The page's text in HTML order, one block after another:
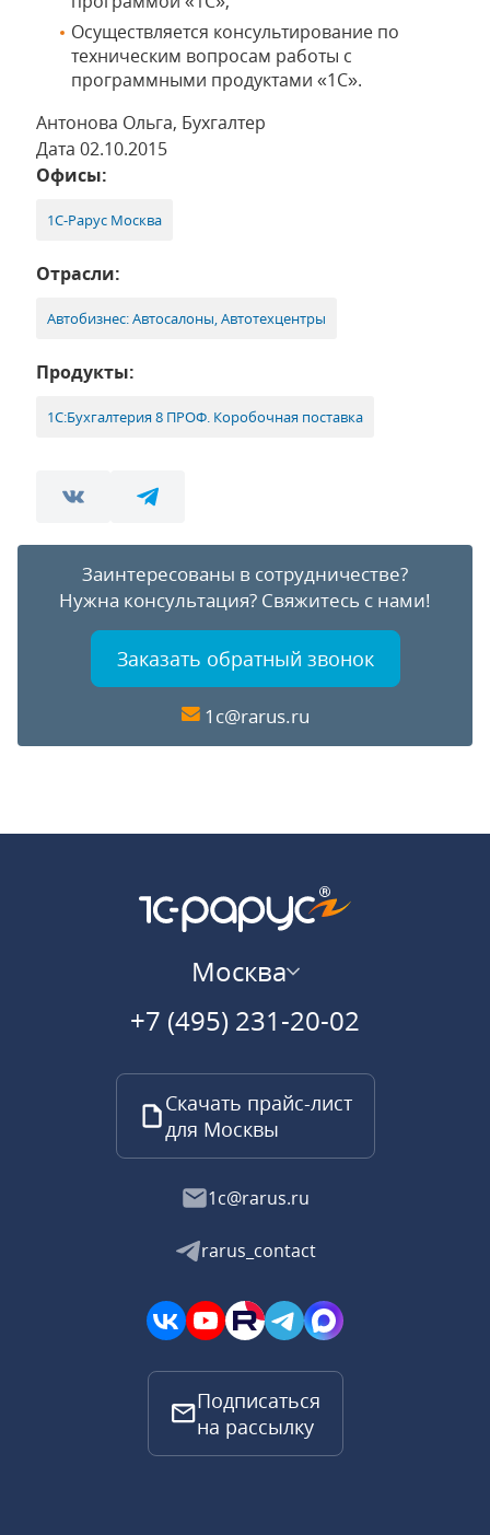
Осуществляется консультирование по
техническим вопросам работы с
программными продуктами «1С».
Антонова Ольга, Бухгалтер
Дата 02.10.2015
Офисы:
1С-Рарус Москва
Отрасли:
Автобизнес: Автосалоны, Автотехцентры
Продукты:
1С:Бухгалтерия 8 ПРОФ. Коробочная поставка
Заинтересованы в сотрудничестве?
Нужна консультация? Свяжитесь с нами!
Заказать обратный звонок
1c@rarus.ru
Москва
+7 (495) 231-20-02
Скачать прайс-лист
для Москвы
1c@rarus.ru
rarus_contact
Подписаться
на рассылку